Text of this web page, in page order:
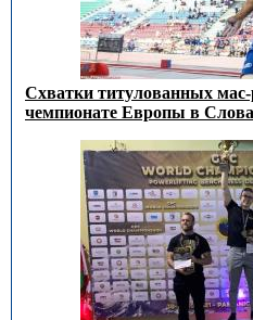
Схватки титулованных
чемпионате Европы в